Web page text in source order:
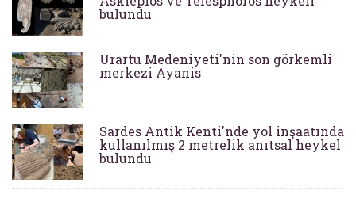
bulundu
Urartu Medeniyeti'nin son görkemli
merkezi Ayanis
Sardes Antik Kenti'nde yol inşaatında
kullanılmış 2 metrelik anıtsal heykel
bulundu